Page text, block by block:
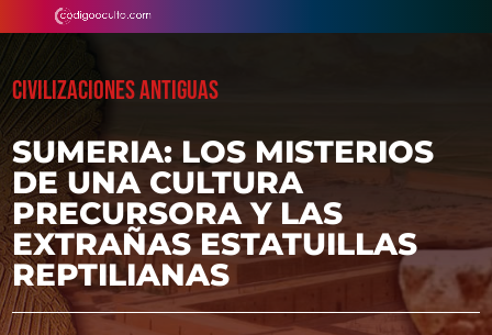
CIVILIZACIONES ANTIGUAS
SUMERIA: LOS MISTERIOS
DE UNA CULTURA
PRECURSORA Y LAS
EXTRAÑAS ESTATUILLAS
REPTILIANAS